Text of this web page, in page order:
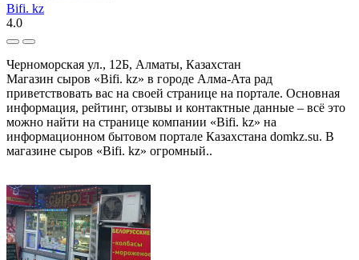
Bifi. kz
4.0
Черноморская ул., 12Б, Алматы, Казахстан
Магазин сыров «Bifi. kz» в городе Алма-Ата рад
приветствовать вас на своей странице на портале. Основная
информация, рейтинг, отзывы и контактные данные – всё это
можно найти на странице компании «Bifi. kz» на
информационном бытовом портале Казахстана domkz.su. В
магазине сыров «Bifi. kz» огромный..